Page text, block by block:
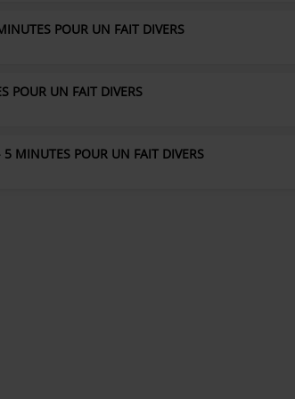
POUR UN FAIT DIVERS
POUR UN FAIT DIVERS
MINUTES POUR UN FAIT DIVERS